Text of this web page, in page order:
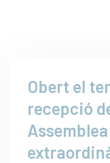
Obert el
recepció